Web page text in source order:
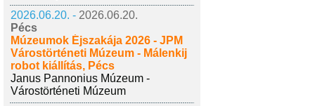
2026.06.20. - 2026.06.20.
Pécs
Múzeumok Éjszakája 2026 - JPM
Várostörténeti Múzeum - Málenkij
robot kiállítás, Pécs
Janus Pannonius Múzeum -
Várostörténeti Múzeum